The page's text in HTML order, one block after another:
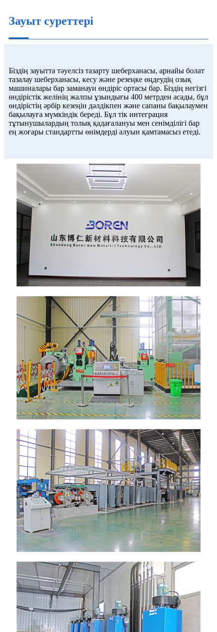
Зауыт суреттері
Біздің зауытта тәуелсіз тазарту шеберханасы, арнайы болат
тазалау шеберханасы, кесу және резеңке өңдеудің озық
машиналары бар заманауи өндіріс ортасы бар. Біздің негізгі
өндірістік желінің жалпы ұзындығы 400 метрден асады, бұл
өндірістің әрбір кезеңін дәлдікпен және сапаны бақылаумен
бақылауға мүмкіндік береді. Бұл тік интеграция
тұтынушылардың толық қадағалануы мен сенімділігі бар
ең жоғары стандартты өнімдерді алуын қамтамасыз етеді.